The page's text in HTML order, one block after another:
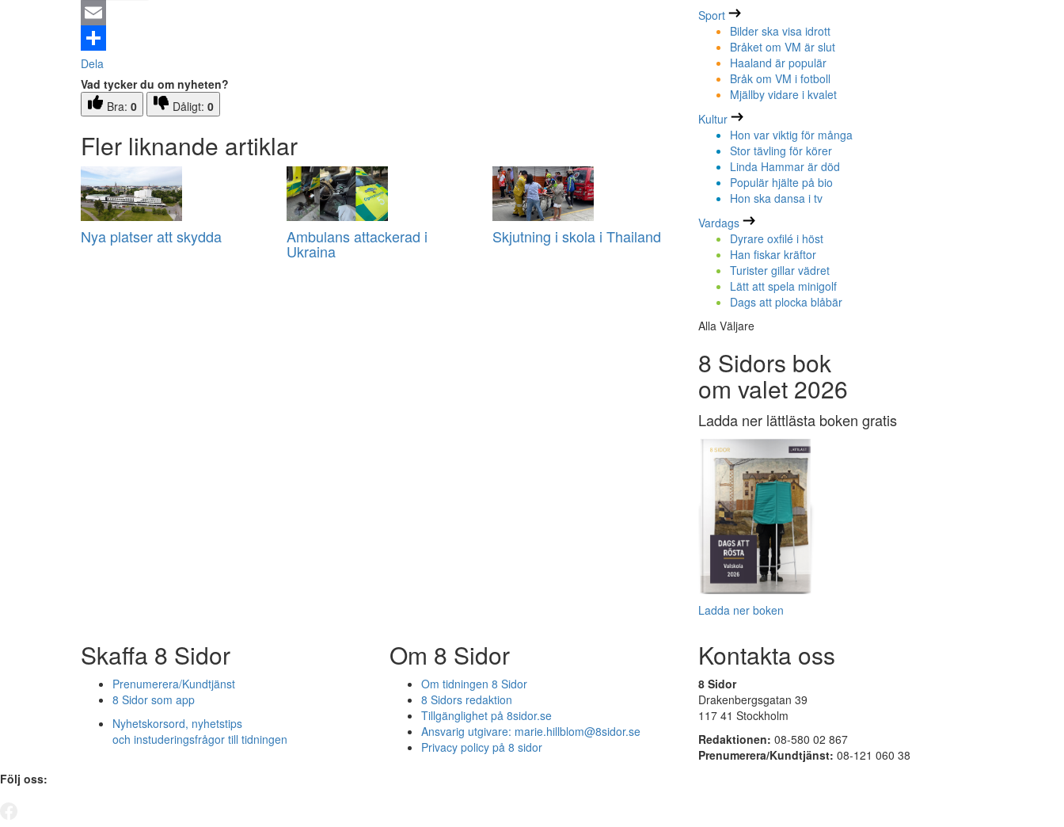
Email
Dela
Vad tycker du om nyheten?
Bra: 0 Dåligt: 0
Fler liknande artiklar
Nya platser att skydda Ambulans attackerad i
Ukraina
Skjutning i skola i Thailand
Sport
Bilder ska visa idrott
Bråket om VM är slut
Haaland är populär
Bråk om VM i fotboll
Mjällby vidare i kvalet
Kultur
Hon var viktig för många
Stor tävling för körer
Linda Hammar är död
Populär hjälte på bio
Hon ska dansa i tv
Vardags
Dyrare oxfilé i höst
Han fiskar kräftor
Turister gillar vädret
Lätt att spela minigolf
Dags att plocka blåbär
Alla Väljare
8 Sidors bok
om valet 2026
Ladda ner lättlästa boken gratis
Ladda ner boken
Skaffa 8 Sidor
Prenumerera/Kundtjänst
8 Sidor som app
Nyhetskorsord, nyhetstips
och instuderingsfrågor till tidningen
Om 8 Sidor
Om tidningen 8 Sidor
8 Sidors redaktion
Tillgänglighet på 8sidor.se
Ansvarig utgivare: marie.hillblom@8sidor.se
Privacy policy på 8 sidor
Kontakta oss
8 Sidor
Drakenbergsgatan 39
117 41 Stockholm
Redaktionen: 08-580 02 867
Prenumerera/Kundtjänst: 08-121 060 38
Följ oss: